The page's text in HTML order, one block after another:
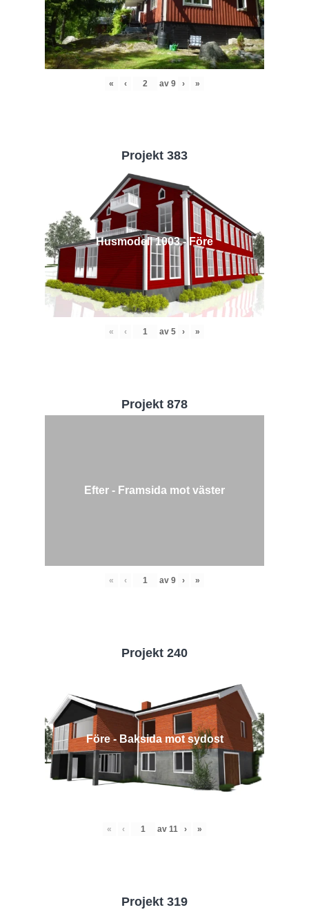
« ‹ av 9 › »
Projekt 383
Husmodell 1003 - Före
« ‹ av 5 › »
Projekt 878
Efter - Framsida mot väster
« ‹ av 9 › »
Projekt 240
Före - Baksida mot sydost
« ‹ av 11 › »
Projekt 319